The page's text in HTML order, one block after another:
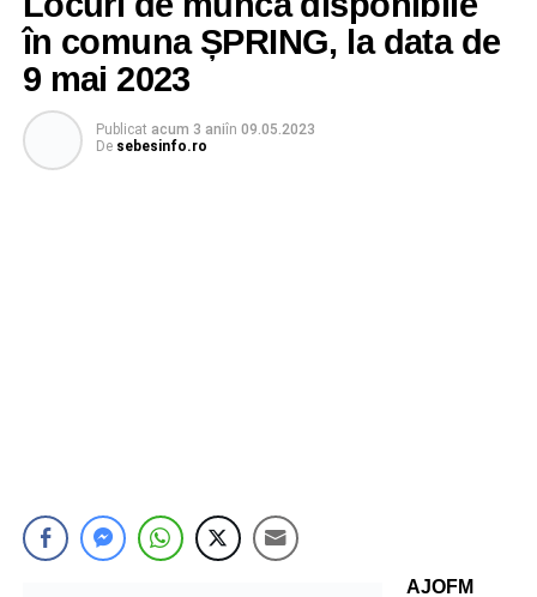
în comuna ȘPRING, la data de
9 mai 2023
Publicat acum 3 aniîn 09.05.2023
De sebesinfo.ro
AJOFM